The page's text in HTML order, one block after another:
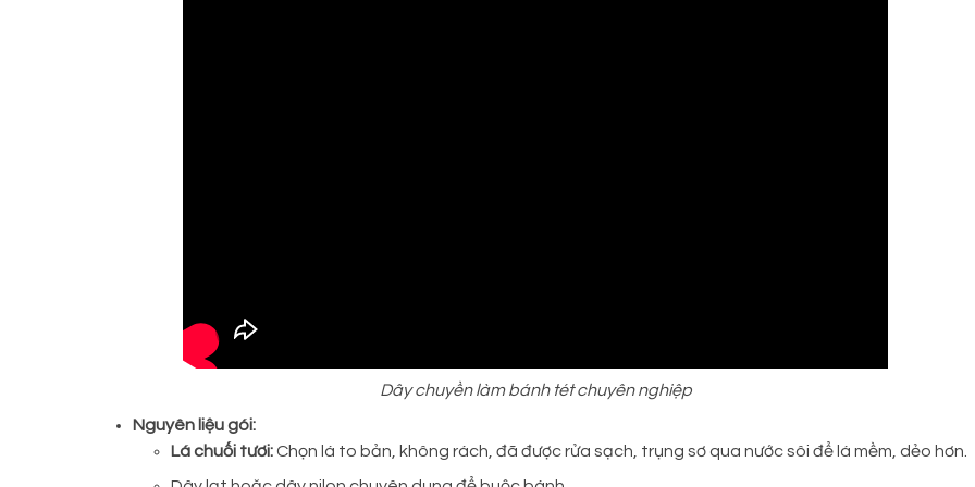
Dây chuyền làm bánh tét chuyên nghiệp
Nguyên liệu gói:
Lá chuối tươi:Chọn lá to bản, không rách, đã được rửa sạch, trụng sơ qua nước sôi để lá mềm, dẻo hơn.